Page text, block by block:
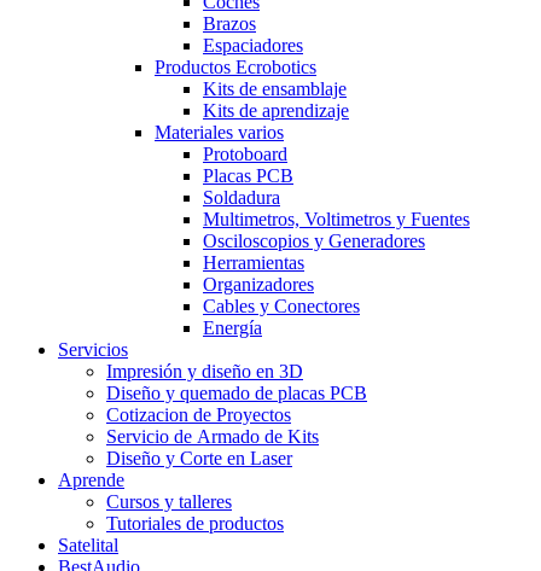
Brazos
Espaciadores
Productos Ecrobotics
Kits de ensamblaje
Kits de aprendizaje
Materiales varios
Protoboard
Placas PCB
Soldadura
Multimetros, Voltimetros y Fuentes
Osciloscopios y Generadores
Herramientas
Organizadores
Cables y Conectores
Energía
Servicios
Impresión y diseño en 3D
Diseño y quemado de placas PCB
Cotizacion de Proyectos
Servicio de Armado de Kits
Diseño y Corte en Laser
Aprende
Cursos y talleres
Tutoriales de productos
Satelital
BestAudio